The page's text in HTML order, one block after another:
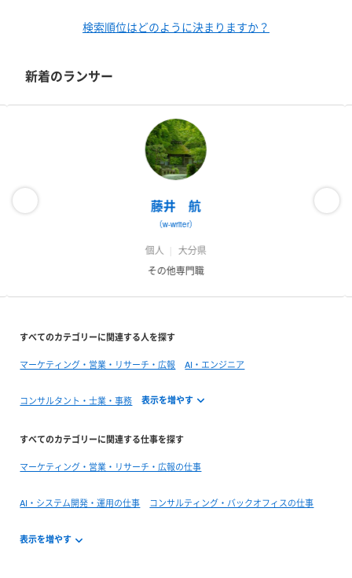
検索順位はどのように決まりますか？
新着のランサー
藤井 航
（w-writer）
個人
大分県
その他専門職
すべてのカテゴリーに関連する人を探す
マーケティング・営業・リサーチ・広報 AI・エンジニア
コンサルタント・士業・事務
すべてのカテゴリーに関連する仕事を探す
マーケティング・営業・リサーチ・広報の仕事
AI・システム開発・運用の仕事 コンサルティング・バックオフィスの仕事